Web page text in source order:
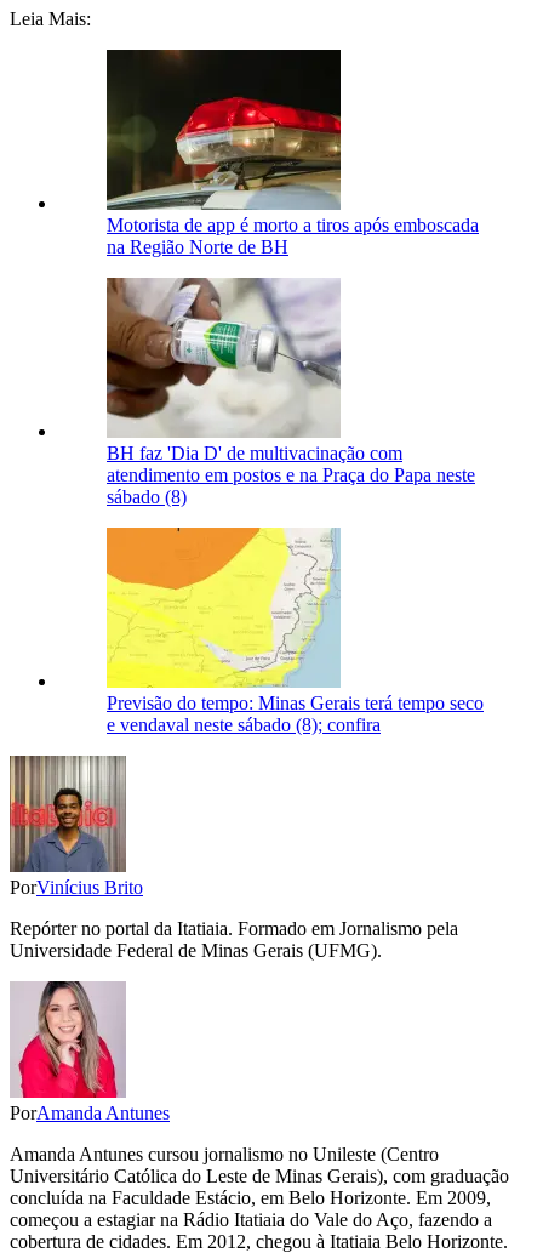
Leia Mais:
Motorista de app é morto a tiros após emboscada
na Região Norte de BH
BH faz 'Dia D' de multivacinação com
atendimento em postos e na Praça do Papa neste
sábado (8)
Previsão do tempo: Minas Gerais terá tempo seco
e vendaval neste sábado (8); confira
PorVinícius Brito
Repórter no portal da Itatiaia. Formado em Jornalismo pela
Universidade Federal de Minas Gerais (UFMG).
PorAmanda Antunes
Amanda Antunes cursou jornalismo no Unileste (Centro
Universitário Católica do Leste de Minas Gerais), com graduação
concluída na Faculdade Estácio, em Belo Horizonte. Em 2009,
começou a estagiar na Rádio Itatiaia do Vale do Aço, fazendo a
cobertura de cidades. Em 2012, chegou à Itatiaia Belo Horizonte.